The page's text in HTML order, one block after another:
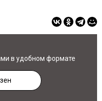
в удобном формате